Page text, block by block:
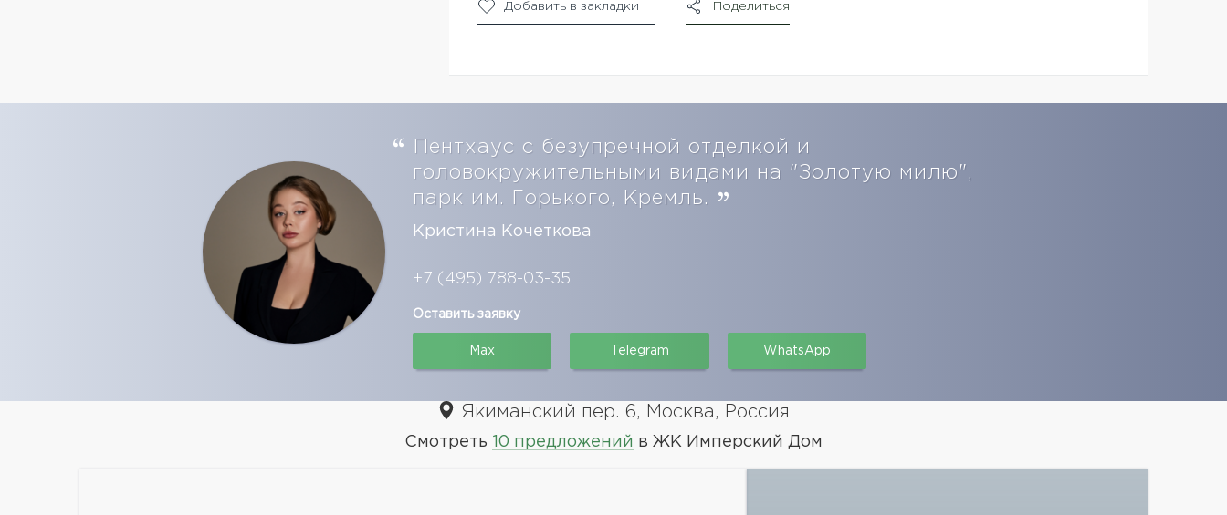
Добавить в закладки Поделиться
Пентхаус с безупречной отделкой и
головокружительными видами на "Золотую милю",
парк им. Горького, Кремль.
Кристина Кочеткова
+7 (495) 788-03-35
Оставить заявку
Max Telegram WhatsApp
Якиманский пер. 6, Москва, Россия
Смотреть 10 предложений в ЖК Имперский Дом